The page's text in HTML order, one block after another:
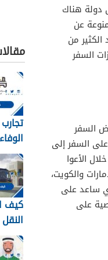
هناك
عن
من
السفر
السفر
قادراً على السفر إلى
الأعوا
والكويت،
وهو الأمر الذي ساعد على
على
وطرق
معهم
كيف
في
1448